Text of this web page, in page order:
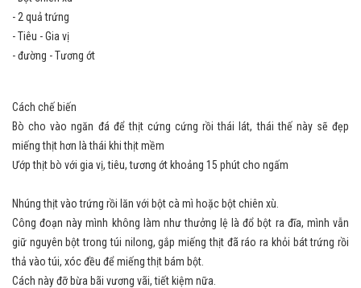
- 2 quả trứng
- Tiêu - Gia vị
- đường - Tương ớt
Cách chế biến
Bò cho vào ngăn đá để thịt cứng cứng rồi thái lát, thái thế này sẽ đẹp
miếng thịt hơn là thái khi thịt mềm
Ướp thịt bò với gia vị, tiêu, tương ớt khoảng 15 phút cho ngấm
Nhúng thịt vào trứng rồi lăn với bột cà mì hoặc bột chiên xù.
Công đoạn này mình không làm như thưởng lệ là đổ bột ra đĩa, mình vẫn
giữ nguyên bột trong túi nilong, gắp miếng thịt đã ráo ra khỏi bát trứng rồi
thả vào túi, xóc đều để miếng thịt bám bột.
Cách này đỡ bừa bãi vương vãi, tiết kiệm nữa.